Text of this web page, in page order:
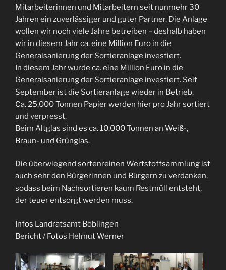
Mitarbeiterinnen und Mitarbeitern seit nunmehr 30
Jahren ein zuverlässiger und guter Partner. Die Anlage
wollen wir noch viele Jahre betreiben – deshalb haben
wir in diesem Jahr ca. eine Million Euro in die
Generalsanierung der Sortieranlage investiert.
In diesem Jahr wurde ca. eine Million Euro in die
Generalsanierung der Sortieranlage investiert. Seit
September ist die Sortieranlage wieder in Betrieb.
Ca. 25.000 Tonnen Papier werden hier pro Jahr sortiert
und verpresst.
Beim Altglas sind es ca. 10.000 Tonnen an Weiß-,
Braun- und Grünglas.
Die überwiegend sortenreinen Wertstoffsammlung ist
auch sehr den Bürgerinnen und Bürgern zu verdanken,
sodass beim Nachsortieren kaum Restmüll entsteht,
der teuer entsorgt werden muss.
Infos Landratsamt Böblingen
Bericht / Fotos Helmut Werner